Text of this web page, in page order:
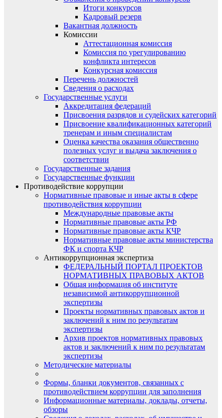
Итоги конкурсов
Кадровый резерв
Вакантная должность
Комиссии
Аттестационная комиссия
Комиссия по урегулированию
конфликта интересов
Конкурсная комиссия
Перечень должностей
Сведения о расходах
Государственные услуги
Аккредитация федераций
Присвоения разрядов и судейских категорий
Присвоение квалификационных категорий
тренерам и иным специалистам
Оценка качества оказания общественно
полезных услуг и выдача заключения о
соответствии
Государственные задания
Государственные функции
Противодействие коррупции
Нормативные правовые и иные акты в сфере
противодействия коррупции
Международные правовые акты
Нормативные правовые акты РФ
Нормативные правовые акты КЧР
Нормативные правовые акты министерства
ФК и спорта КЧР
Антикоррупционная экспертиза
ФЕДЕРАЛЬНЫЙ ПОРТАЛ ПРОЕКТОВ
НОРМАТИВНЫХ ПРАВОВЫХ АКТОВ
Общая информация об институте
независимой антикоррупционной
экспертизы
Проекты нормативных правовых актов и
заключений к ним по результатам
экспертизы
Архив проектов нормативных правовых
актов и заключений к ним по результатам
экспертизы
Методические материалы
Формы, бланки документов, связанных с
противодействием коррупции для заполнения
Информационные материалы, доклады, отчеты,
обзоры